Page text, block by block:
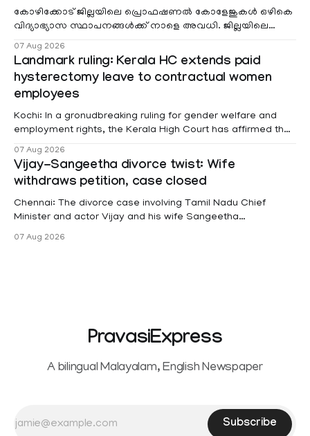
കോഴിക്കോട് ജില്ലയിലെ പ്രൊഫഷണൽ കോളേജുകൾ ഒഴികെ
വിദ്യാഭ്യാസ സ്ഥാപനങ്ങൾക്ക് നാളെ അവധി. ജില്ലയിലെ
07 Aug 2026
Landmark ruling: Kerala HC extends paid
hysterectomy leave to contractual women
employees
Kochi: In a gronudbreaking ruling for gender welfare and
employment rights, the Kerala High Court has affirmed that
projects are eligible for paid medical leave following
hysterectomy surgery under the Kerala Service Rules
(KSR). The court noted that since essential benefits like
maternity
07 Aug 2026
Vijay-Sangeetha divorce twist: Wife
withdraws petition, case closed
Chennai: The divorce case involving Tamil Nadu Chief
Minister and actor Vijay and his wife Sangeetha
Sowrnalingam has taken a new turn after Sangeetha
07 Aug 2026
PravasiExpress
A bilingual Malayalam, English Newspaper
Subscribe